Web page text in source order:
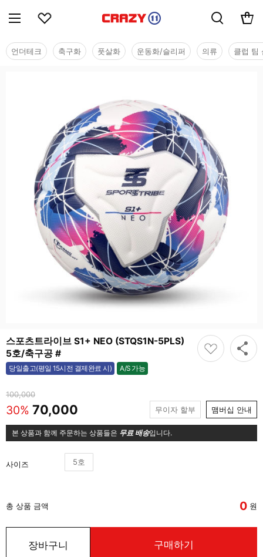
언더테크 축구화 풋살화 운동화/슬리퍼 의류 클럽 팀
스포츠트라이브 S1+ NEO (STQS1N-5PLS)
5호/축구공 #
당일출고(평일 15시전 결제완료 시) A/S 가능
가능
100,000
30% 70,000 무이자 할부 맴버십 안내
본 상품과 함께 주문하는 상품들은 무료 배송입니다.
사이즈 5호
총 상품 금액 0 원
장바구니 구매하기